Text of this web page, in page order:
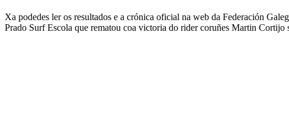
Xa podedes ler os resultados e a crónica oficial na web da Federación
Prado Surf Escola que rematou coa victoria do rider coruñes Martin Cortijo